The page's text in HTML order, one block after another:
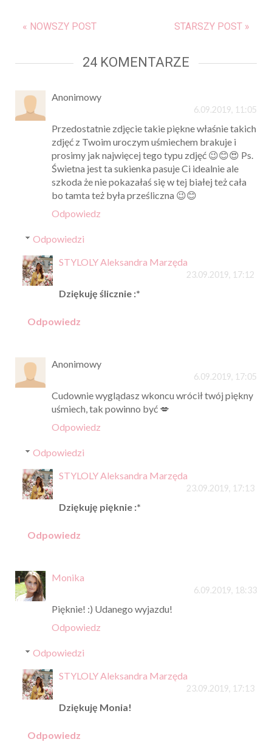
« NOWSZY POST STARSZY POST »
24 KOMENTARZE
Anonimowy
6.09.2019, 11:05
Przedostatnie zdjęcie takie piękne właśnie takich
zdjęć z Twoim uroczym uśmiechem brakuje i
prosimy jak najwięcej tego typu zdjęć 😉😊😍 Ps.
Świetna jest ta sukienka pasuje Ci idealnie ale
szkoda że nie pokazałaś się w tej białej też cała
bo tamta też była prześliczna 😉😊
Odpowiedz
Odpowiedzi
STYLOLY Aleksandra Marzęda
23.09.2019, 17:12
Dziękuję ślicznie :*
Odpowiedz
Anonimowy
6.09.2019, 17:05
Cudownie wyglądasz wkoncu wrócił twój piękny
uśmiech, tak powinno być 💋
Odpowiedz
Odpowiedzi
STYLOLY Aleksandra Marzęda
23.09.2019, 17:13
Dziękuję pięknie :*
Odpowiedz
Monika
6.09.2019, 18:33
Pięknie! :) Udanego wyjazdu!
Odpowiedz
Odpowiedzi
STYLOLY Aleksandra Marzęda
23.09.2019, 17:13
Dziękuję Monia!
Odpowiedz